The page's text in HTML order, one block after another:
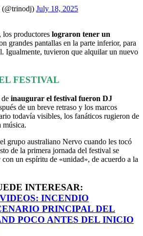
July 18, 2025
productores lograron tener un
grandes pantallas en la parte inferior, para
Igualmente, tuvieron que alquilar un nuevo
FESTIVAL
inaugurar el festival fueron DJ
de un breve retraso y los marcos
todavía visibles, los fanáticos rugieron de
música.
grupo australiano Nervo cuando les tocó
de la primera jornada del festival se
un espíritu de «unidad», de acuerdo a la
INTERESAR:
INCENDIO
PRINCIPAL DEL
POCO ANTES DEL INICIO